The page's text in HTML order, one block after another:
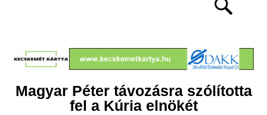
Magyar Péter távozásra szólította
fel a Kúria elnökét